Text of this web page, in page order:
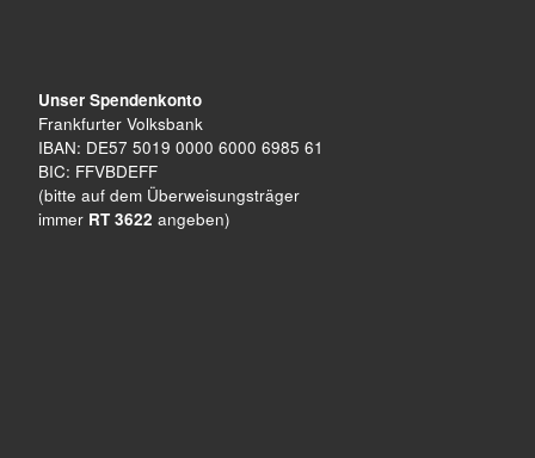
Unser Spendenkonto
Frankfurter Volksbank
IBAN: DE57 5019 0000 6000 6985 61
BIC: FFVBDEFF
(bitte auf dem Überweisungsträger
immer RT 3622 angeben)